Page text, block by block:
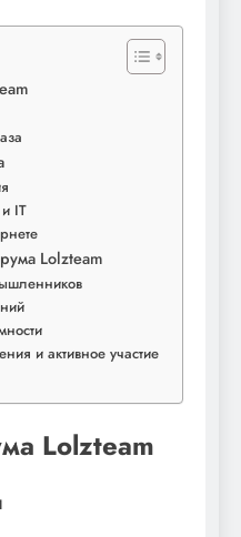
IT
Lolzteam
и активное участие
Lolzteam